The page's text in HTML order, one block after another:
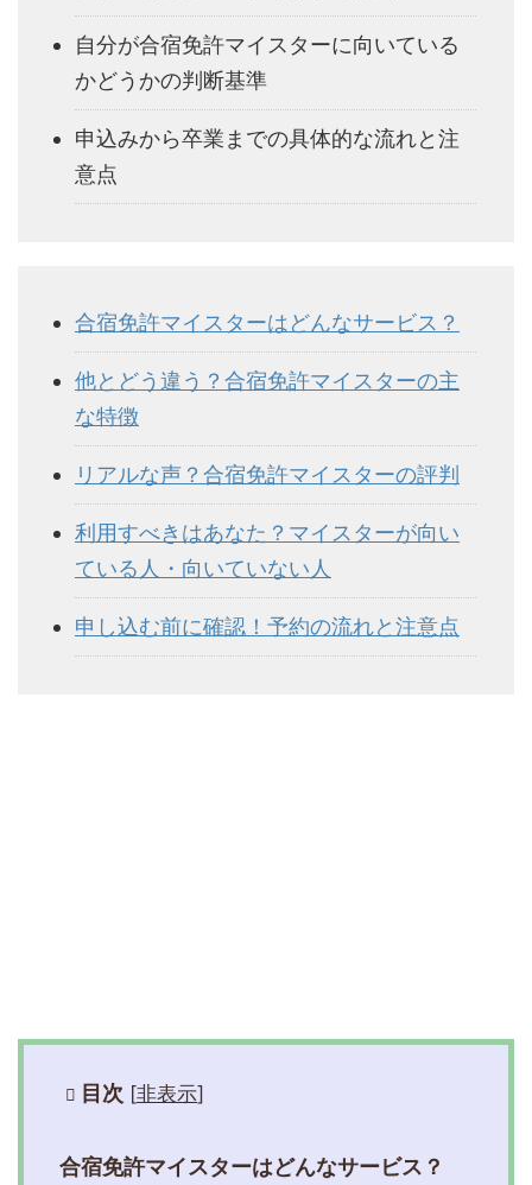
自分が合宿免許マイスターに向いている
かどうかの判断基準
申込みから卒業までの具体的な流れと注
意点
合宿免許マイスターはどんなサービス？
他とどう違う？合宿免許マイスターの主
な特徴
リアルな声？合宿免許マイスターの評判
利用すべきはあなた？マイスターが向い
ている人・向いていない人
申し込む前に確認！予約の流れと注意点
目次 [非表示]
合宿免許マイスターはどんなサービス？